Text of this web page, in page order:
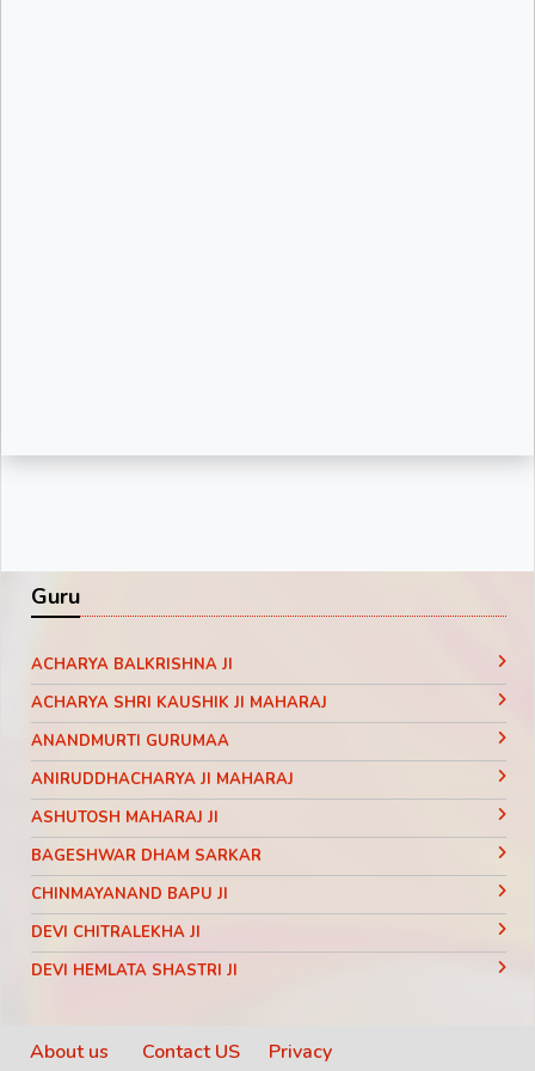
Guru
ACHARYA BALKRISHNA JI
ACHARYA SHRI KAUSHIK JI MAHARAJ
ANANDMURTI GURUMAA
ANIRUDDHACHARYA JI MAHARAJ
ASHUTOSH MAHARAJ JI
BAGESHWAR DHAM SARKAR
CHINMAYANAND BAPU JI
DEVI CHITRALEKHA JI
DEVI HEMLATA SHASTRI JI
DEVKINANDANJI MAHARAJ
About us Contact US
Privacy